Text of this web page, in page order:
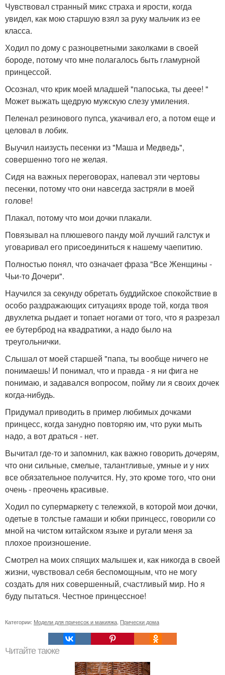
Чувствовал странный микс страха и ярости, когда
увидел, как мою старшую взял за руку мальчик из ее
класса.
Ходил по дому с разноцветными заколками в своей
бороде, потому что мне полагалось быть гламурной
принцессой.
Осознал, что крик моей младшей "папоська, ты деее! "
Может выжать щедрую мужскую слезу умиления.
Пеленал резинового пупса, укачивал его, а потом еще и
целовал в лобик.
Выучил наизусть песенки из "Маша и Медведь",
совершенно того не желая.
Сидя на важных переговорах, напевал эти чертовы
песенки, потому что они навсегда застряли в моей
голове!
Плакал, потому что мои дочки плакали.
Повязывал на плюшевого панду мой лучший галстук и
уговаривал его присоединиться к нашему чаепитию.
Полностью понял, что означает фраза "Все Женщины -
Чьи-то Дочери".
Научился за секунду обретать буддийское спокойствие в
особо раздражающих ситуациях вроде той, когда твоя
двухлетка рыдает и топает ногами от того, что я разрезал
ее бутерброд на квадратики, а надо было на
треугольнички.
Слышал от моей старшей "папа, ты вообще ничего не
понимаешь! И понимал, что и правда - я ни фига не
понимаю, и задавался вопросом, пойму ли я своих дочек
когда-нибудь.
Придумал приводить в пример любимых дочками
принцесс, когда занудно повторяю им, что руки мыть
надо, а вот драться - нет.
Вычитал где-то и запомнил, как важно говорить дочерям,
что они сильные, смелые, талантливые, умные и у них
все обязательное получится. Ну, это кроме того, что они
очень - преочень красивые.
Ходил по супермаркету с тележкой, в которой мои дочки,
одетые в толстые гамаши и юбки принцесс, говорили со
мной на чистом китайском языке и ругали меня за
плохое произношение.
Смотрел на моих спящих малышек и, как никогда в своей
жизни, чувствовал себя беспомощным, что не могу
создать для них совершенный, счастливый мир. Но я
буду пытаться. Честное принцессное!
Категории: Модели для причесок и макияжа Прически дома
Читайте также